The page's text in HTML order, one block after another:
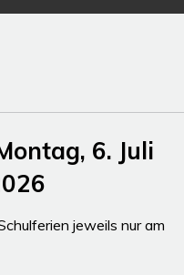
6. Juli
jeweils nur am